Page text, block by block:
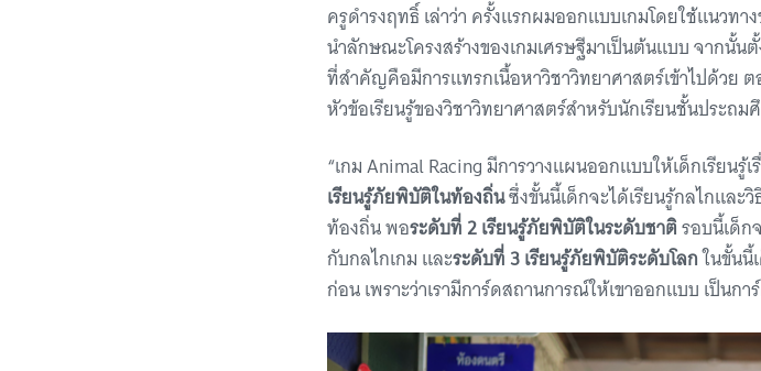
ครูดำรงฤทธิ์ เล่าว่า ครั้งแรกผมออกแบบเกมโดยใช้แนวทา
นำลักษณะโครงสร้างของเกมเศรษฐีมาเป็นต้นแบบ จากนั้
ที่สำคัญคือมีการแทรกเนื้อหาวิชาวิทยาศาสตร์เข้าไปด้วย
หัวข้อเรียนรู้ของวิชาวิทยาศาสตร์สำหรับนักเรียนชั้นประถ
“เกม Animal Racing มีการวางแผนออกแบบให้เด็กเรียนรู้
เรียนรู้ภัยพิบัติในท้องถิ่นซึ่งขั้นนี้เด็กจะได้เรียนรู้กลไกและ
ท้องถิ่น พอระดับที่ 2 เรียนรู้ภัยพิบัติในระดับชาติรอบนี้เด็ก
กับกลไกเกม และระดับที่ 3 เรียนรู้ภัยพิบัติระดับโลกในขั้นนี้
ก่อน เพราะว่าเรามีการ์ดสถานการณ์ให้เขาออกแบบ เป็นก